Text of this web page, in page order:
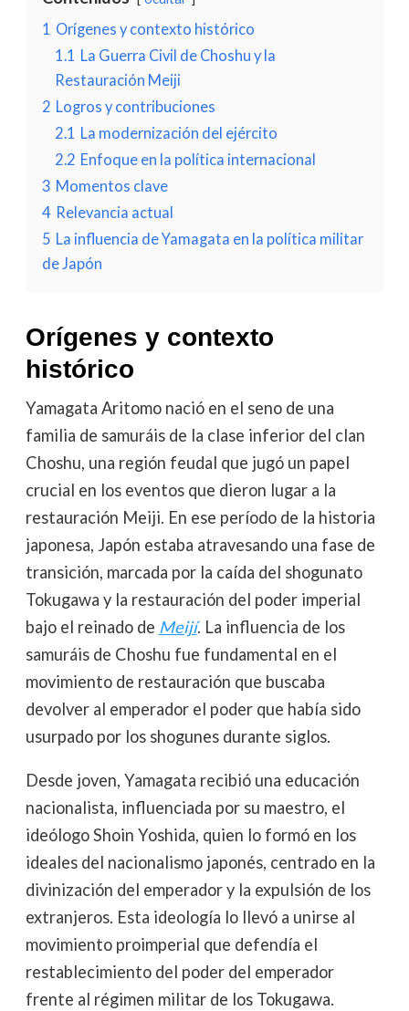
1 Orígenes y contexto histórico
1.1 La Guerra Civil de Choshu y la
Restauración Meiji
2 Logros y contribuciones
2.1 La modernización del ejército
2.2 Enfoque en la política internacional
3 Momentos clave
4 Relevancia actual
5 La influencia de Yamagata en la política militar
de Japón
Orígenes y contexto
histórico
Yamagata Aritomo nació en el seno de una
familia de samuráis de la clase inferior del clan
Choshu, una región feudal que jugó un papel
crucial en los eventos que dieron lugar a la
restauración Meiji. En ese período de la historia
japonesa, Japón estaba atravesando una fase de
transición, marcada por la caída del shogunato
Tokugawa y la restauración del poder imperial
bajo el reinado de Meijí. La influencia de los
samuráis de Choshu fue fundamental en el
movimiento de restauración que buscaba
devolver al emperador el poder que había sido
usurpado por los shogunes durante siglos.
Desde joven, Yamagata recibió una educación
nacionalista, influenciada por su maestro, el
ideólogo Shoin Yoshida, quien lo formó en los
ideales del nacionalismo japonés, centrado en la
divinización del emperador y la expulsión de los
extranjeros. Esta ideología lo llevó a unirse al
movimiento proimperial que defendía el
restablecimiento del poder del emperador
frente al régimen militar de los Tokugawa.